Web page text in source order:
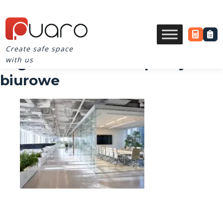
Create safe space
with us
Tag Archives for inspiracje
biurowe